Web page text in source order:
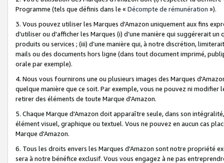
Programme (tels que définis dans le « Décompte de rémunération »).
3. Vous pouvez utiliser les Marques d'Amazon uniquement aux fins
d'utiliser ou d'afficher les Marques (i) d’une manière qui suggérerait
produits ou services ; (iii) d’une manière qui, à notre discrétion,
mails ou des documents hors ligne (dans tout document imprimé,
orale par exemple).
4. Nous vous fournirons une ou plusieurs images des Marques
quelque manière que ce soit. Par exemple, vous ne pouvez ni
retirer des éléments de toute Marque d'Amazon.
5. Chaque Marque d'Amazon doit apparaître seule, dans son
élément visuel, graphique ou textuel. Vous ne pouvez en aucun cas
Marque d'Amazon.
6. Tous les droits envers les Marques d'Amazon sont notre propriété
sera à notre bénéfice exclusif. Vous vous engagez à ne pas